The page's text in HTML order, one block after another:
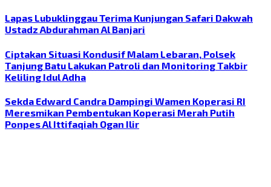
Lapas Lubuklinggau Terima Kunjungan Safari Dakwah
Ustadz Abdurahman Al Banjari
Ciptakan Situasi Kondusif Malam Lebaran, Polsek
Tanjung Batu Lakukan Patroli dan Monitoring Takbir
Keliling Idul Adha
Sekda Edward Candra Dampingi Wamen Koperasi RI
Meresmikan Pembentukan Koperasi Merah Putih
Ponpes Al Ittifaqiah Ogan Ilir